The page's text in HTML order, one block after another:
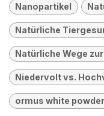
Nanopartikel
Natürliche
Natürliche Wege
Niedervolt vs.
ormus white